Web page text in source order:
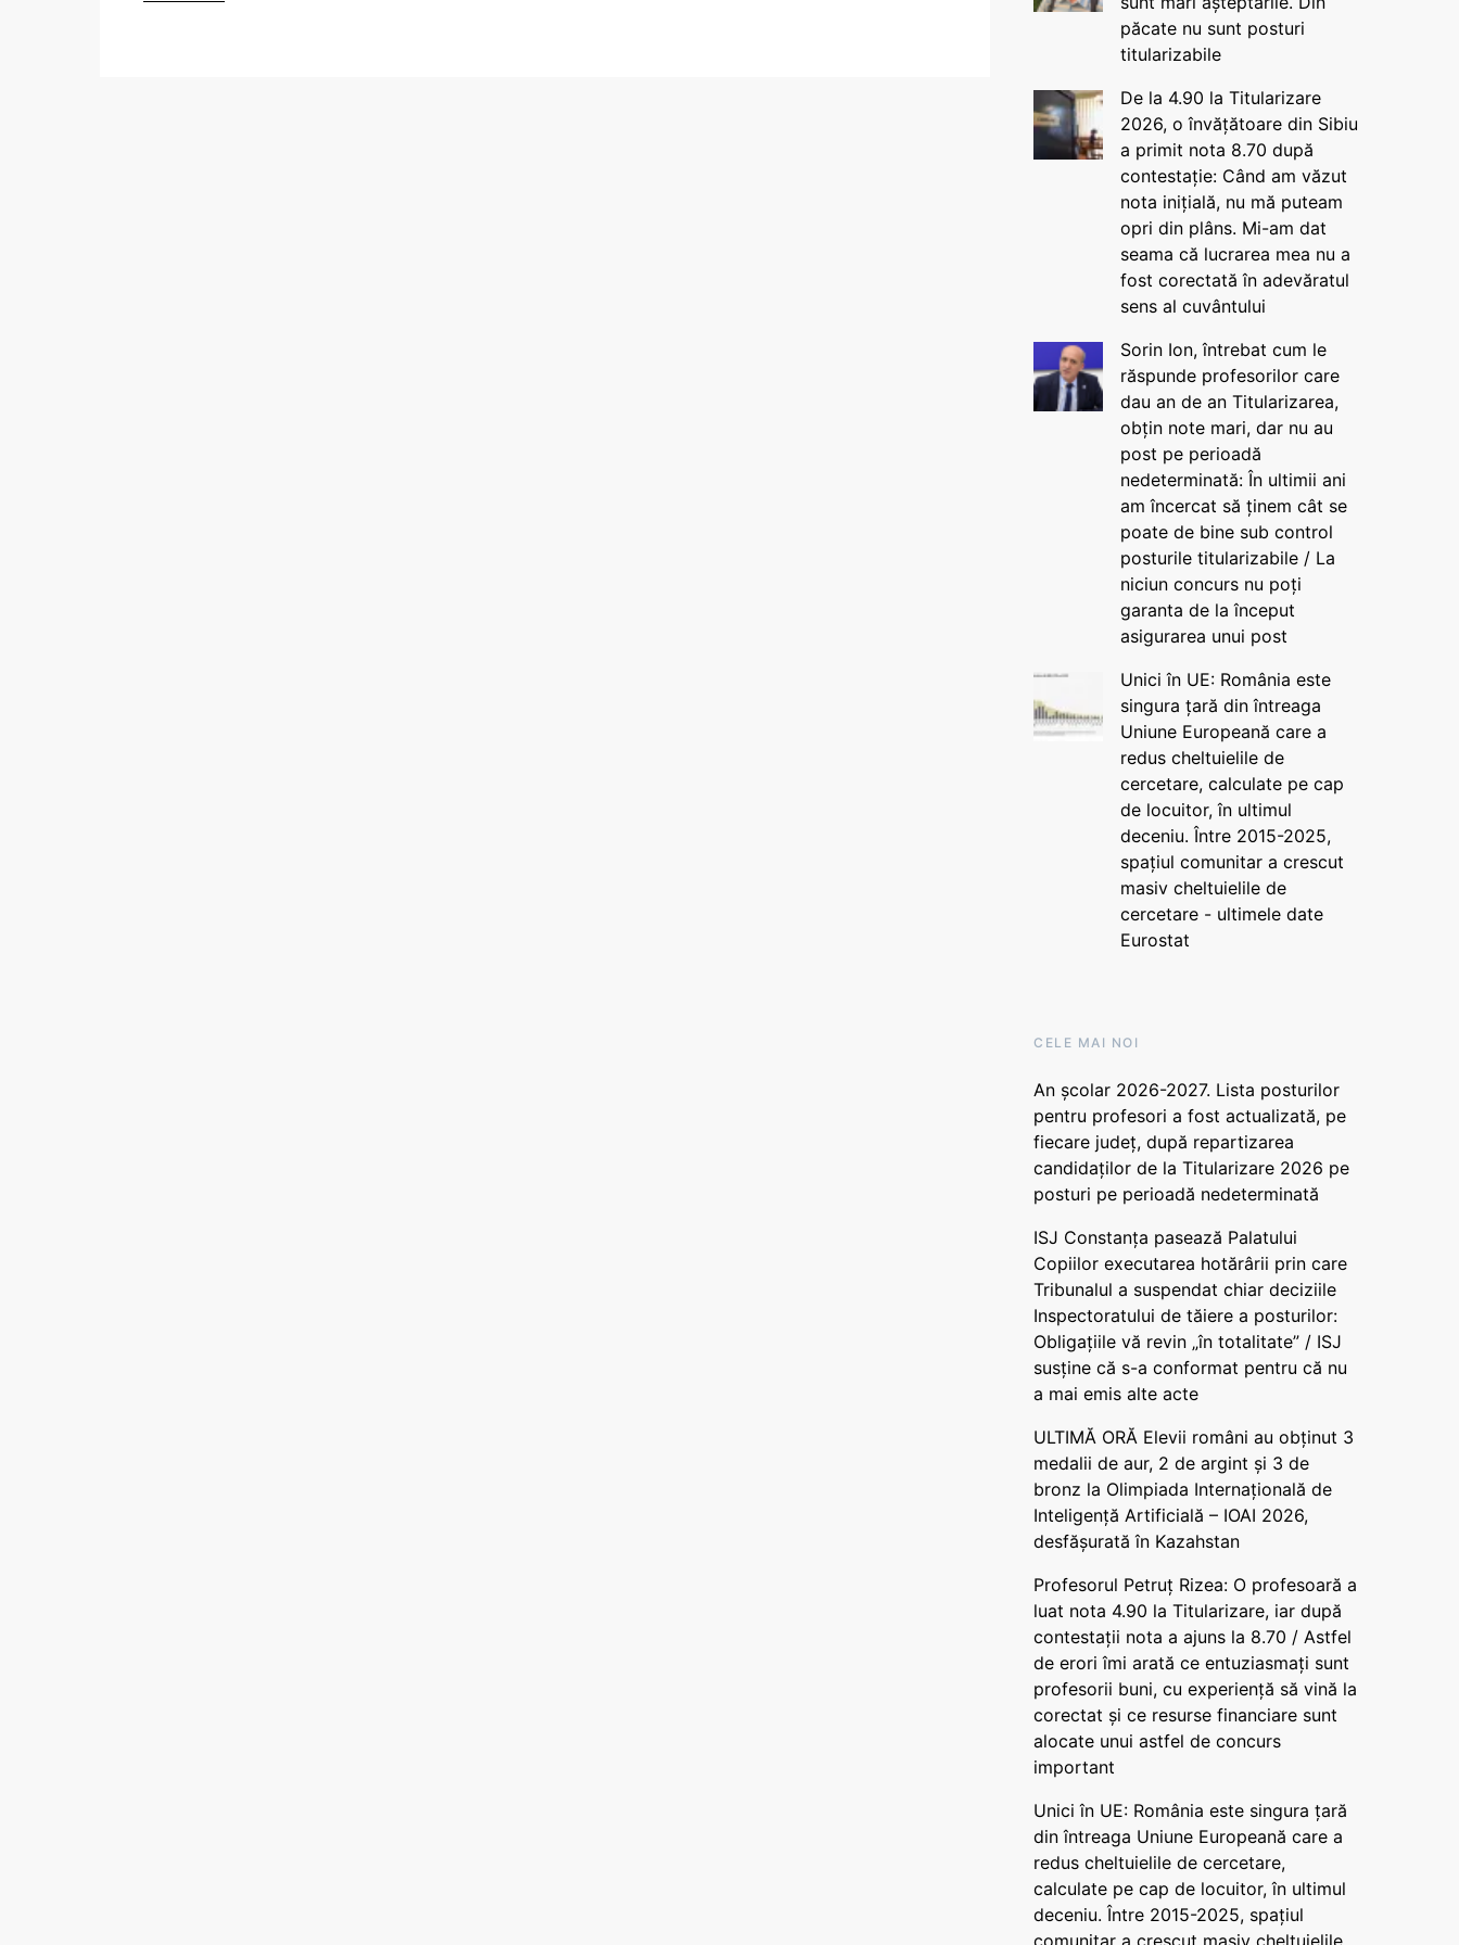
păcate nu sunt posturi
titularizabile
De la 4.90 la Titularizare
2026, o învățătoare din Sibiu
a primit nota 8.70 după
contestație: Când am văzut
nota inițială, nu mă puteam
opri din plâns. Mi-am dat
seama că lucrarea mea nu a
fost corectată în adevăratul
sens al cuvântului
Sorin Ion, întrebat cum le
răspunde profesorilor care
dau an de an Titularizarea,
obțin note mari, dar nu au
post pe perioadă
nedeterminată: În ultimii ani
am încercat să ținem cât se
poate de bine sub control
posturile titularizabile / La
niciun concurs nu poți
garanta de la început
asigurarea unui post
Unici în UE: România este
singura țară din întreaga
Uniune Europeană care a
redus cheltuielile de
cercetare, calculate pe cap
de locuitor, în ultimul
deceniu. Între 2015-2025,
spațiul comunitar a crescut
masiv cheltuielile de
cercetare - ultimele date
Eurostat
CELE MAI NOI
An școlar 2026-2027. Lista posturilor
pentru profesori a fost actualizată, pe
fiecare județ, după repartizarea
candidaților de la Titularizare 2026 pe
posturi pe perioadă nedeterminată
ISJ Constanța pasează Palatului
Copiilor executarea hotărârii prin care
Tribunalul a suspendat chiar deciziile
Inspectoratului de tăiere a posturilor:
Obligațiile vă revin „în totalitate” / ISJ
susține că s-a conformat pentru că nu
a mai emis alte acte
ULTIMĂ ORĂ Elevii români au obținut 3
medalii de aur, 2 de argint și 3 de
bronz la Olimpiada Internațională de
Inteligență Artificială – IOAI 2026,
desfășurată în Kazahstan
Profesorul Petruț Rizea: O profesoară a
luat nota 4.90 la Titularizare, iar după
contestații nota a ajuns la 8.70 / Astfel
de erori îmi arată ce entuziasmați sunt
profesorii buni, cu experiență să vină la
corectat și ce resurse financiare sunt
alocate unui astfel de concurs
important
Unici în UE: România este singura țară
din întreaga Uniune Europeană care a
redus cheltuielile de cercetare,
calculate pe cap de locuitor, în ultimul
deceniu. Între 2015-2025, spațiul
comunitar a crescut masiv cheltuielile